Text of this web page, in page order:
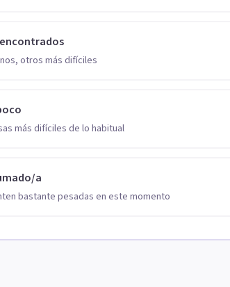
otros más difíciles
más difíciles de lo habitual
a
bastante pesadas en este momento